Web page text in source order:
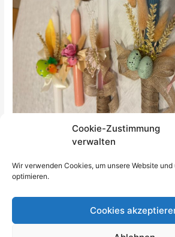
Cookie-Zustimmung
verwalten
Wir verwenden Cookies, um unsere Website
optimieren.
Cookies
Impressum Datenschutz